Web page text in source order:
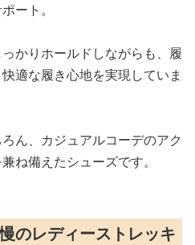
ート。
かりホールドしながらも、履
適な履き心地を実現していま
ん、カジュアルコーデのアク
ね備えたシューズです。
のレディーストレッキ